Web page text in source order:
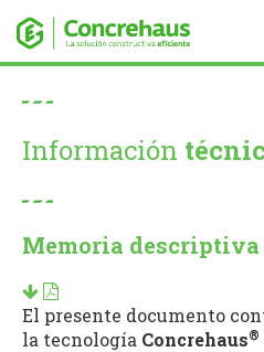
Información
Memoria descriptiva
El presente documento
la tecnología Concrehaus®